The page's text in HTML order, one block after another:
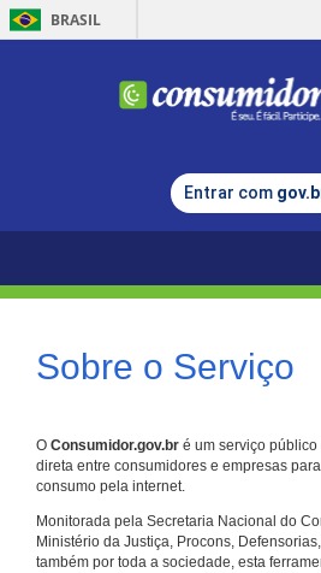
BRASIL
Entrar com
Sobre o Serviço
O Consumidor.gov.br é um serviço
direta entre consumidores e empresas
consumo pela internet.
Monitorada pela Secretaria Nacional do
Ministério da Justiça, Procons,
também por toda a sociedade, esta